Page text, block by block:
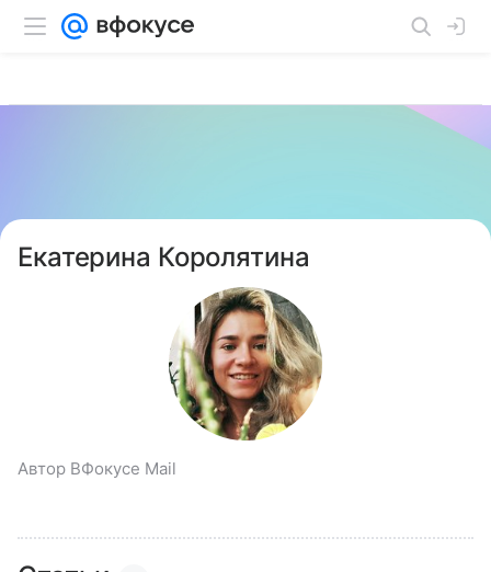
Екатерина Королятина
Автор ВФокусе Mail